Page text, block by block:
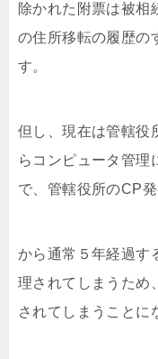
除かれた附票は被相
の住所移転の履歴の
す。
但し、現在は管轄役
らコンピュータ管理
で、管轄役所のCP
から通常５年経過す
理されてしまうため
されてしまうことに